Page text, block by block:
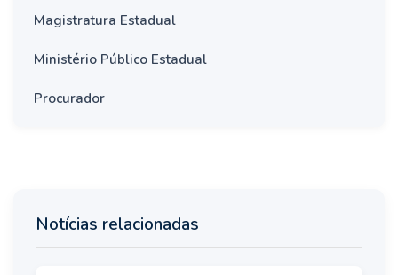
Magistratura Estadual
Ministério Público Estadual
Procurador
Notícias relacionadas